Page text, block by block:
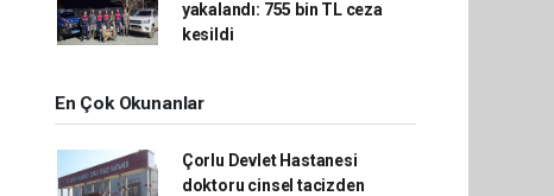
yakalandı: 755 bin TL ceza
kesildi
En Çok Okunanlar
Çorlu Devlet Hastanesi
doktoru cinsel tacizden